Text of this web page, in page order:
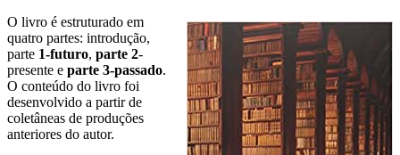
O livro é estruturado em
quatro partes: introdução,
parte 1-futuro, parte 2-
presente e parte 3-passado.
O conteúdo do livro foi
desenvolvido a partir de
coletâneas de produções
anteriores do autor.